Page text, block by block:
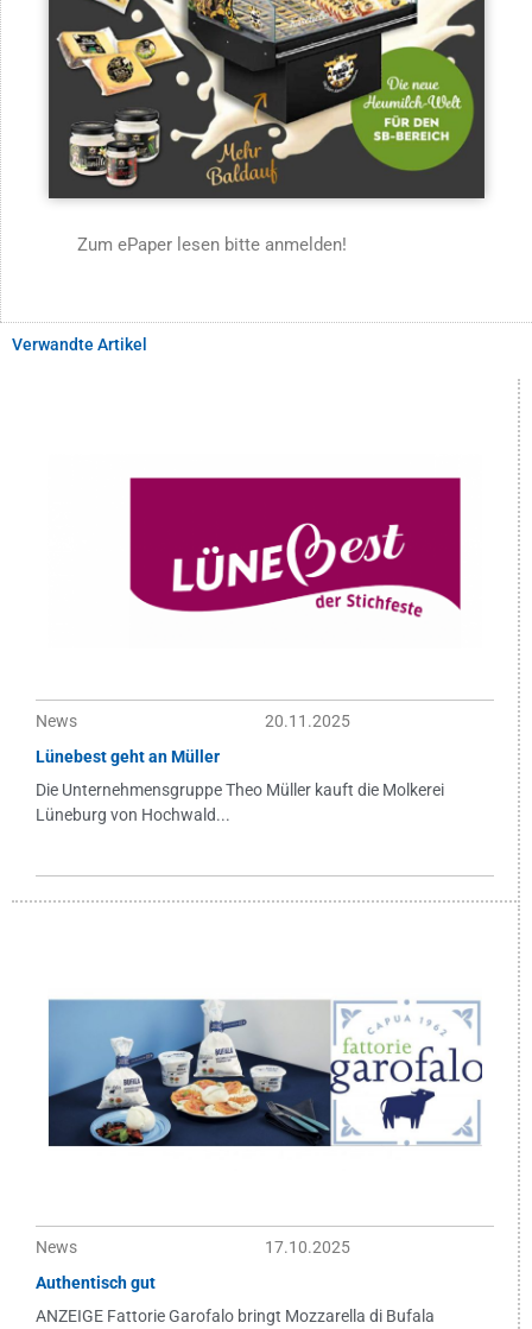
Zum ePaper lesen bitte anmelden!
Verwandte Artikel
News
20.11.2025
Lünebest geht an Müller
Die Unternehmensgruppe Theo Müller kauft die Molkerei
Lüneburg von Hochwald...
News
17.10.2025
Authentisch gut
ANZEIGE Fattorie Garofalo bringt Mozzarella di Bufala